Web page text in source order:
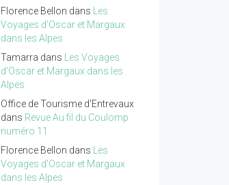
Florence Bellon dans
Les
Voyages d'Oscar et Margaux
dans les Alpes
Tamarra dans
Les Voyages
d'Oscar et Margaux dans les
Alpes
Office de Tourisme d'Entrevaux
dans Revue Au fil du Coulomp
numéro 11
Florence Bellon dans
Les
Voyages d'Oscar et Margaux
dans les Alpes